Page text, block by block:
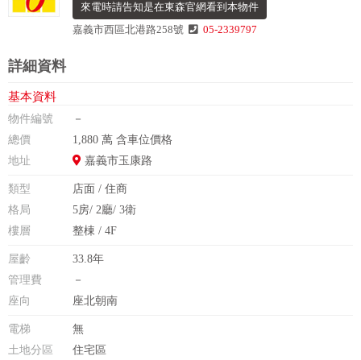
來電時請告知是在東森官網看到本物件
嘉義市西區北港路258號
05-2339797
詳細資料
基本資料
物件編號
－
總價
1,880 萬 含車位價格
地址
嘉義市玉康路
類型
店面 / 住商
格局
5房/ 2廳/ 3衛
樓層
整棟 / 4F
屋齡
33.8年
管理費
－
座向
座北朝南
電梯
無
土地分區
住宅區